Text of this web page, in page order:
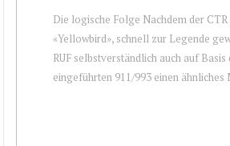
Die logische Folge Nachdem der CTR
«Yellowbird», schnell zur Legende
RUF selbstverständlich auch auf Basis
eingeführten 911/993 einen ähnliches